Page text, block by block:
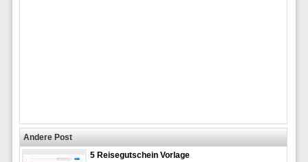
Andere Post
5 Reisegutschein Vorlage